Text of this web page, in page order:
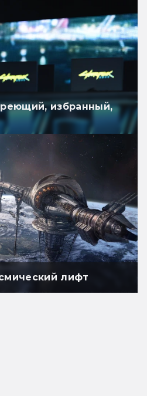
избранный,
лифт